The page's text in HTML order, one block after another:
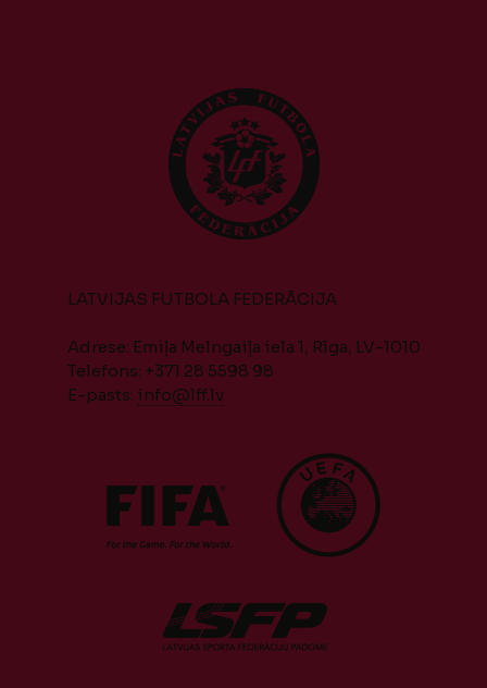
LATVIJAS FUTBOLA FEDERĀCIJA
Adrese: Emiļa Melngaiļa iela 1, Rīga, LV-1010
Telefons: +371 28 5598 98
E-pasts: info@lff.lv